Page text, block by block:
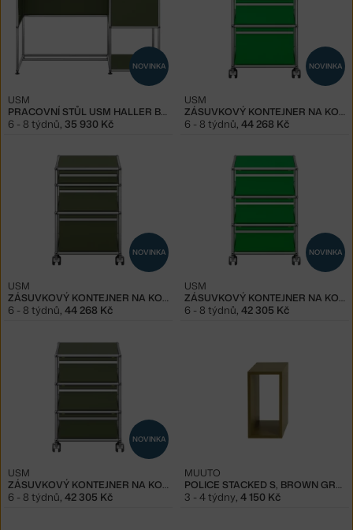
NOVINKA
PRACOVNÍ STŮL USM HALLER B21, OLIVE GREEN
USM
6 - 8 týdnů 35 930 Kč
NOVINKA
ZÁSUVKOVÝ KONTEJNER NA KOLEČKÁCH USM HALLER M63, GREEN
USM
6 - 8 týdnů 44 268 Kč
NOVINKA
ZÁSUVKOVÝ KONTEJNER NA KOLEČKÁCH USM HALLER M63, OLIVE GREEN
USM
6 - 8 týdnů, 44 268 Kč
NOVINKA
ZÁSUVKOVÝ KONTEJNER NA KOLEČKÁCH USM HALLER M26, GREEN
USM
6 - 8 týdnů, 42 305 Kč
NOVINKA
ZÁSUVKOVÝ KONTEJNER NA KOLEČKÁCH USM HALLER M26, OLIVE GREEN
USM
6 - 8 týdnů, 42 305 Kč
POLICE STACKED S, BROWN GREEN
MUUTO
3 - 4 týdny, 4 150 Kč